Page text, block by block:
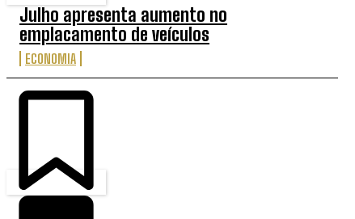
Julho apresenta aumento no
emplacamento de veículos
ECONOMIA